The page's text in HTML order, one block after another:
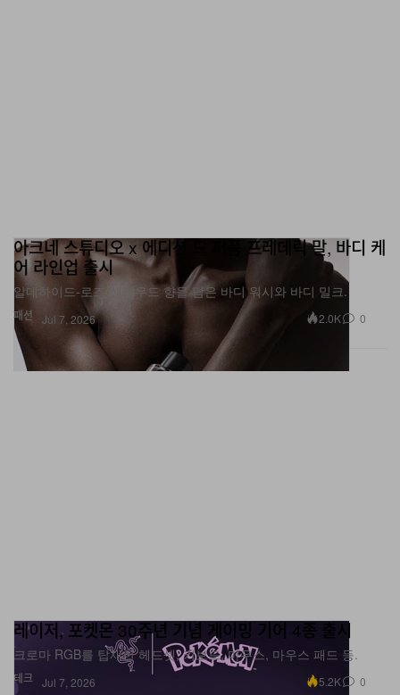
패션
어 라인업 출시
알데하이드-로즈-샌달우드 향을 담은 바디 워시와 바디 밀크.
Jul 7, 2026 2.0K
테크
크로마 RGB를 탑재한 헤드셋, 키보드, 마우스, 마우스 패드 등.
Jul 7, 2026 5.2K